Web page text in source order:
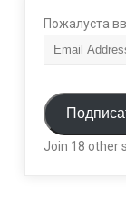
Пожалуста
i
A
Join 18 other